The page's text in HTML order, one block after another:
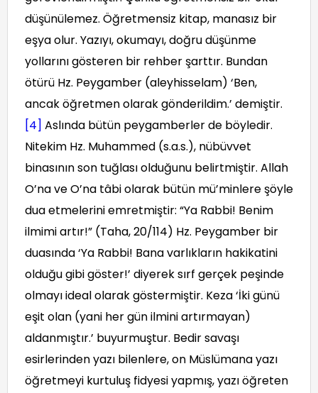
düşünülemez. Öğretmensiz kitap, manasız bir
eşya olur. Yazıyı, okumayı, doğru düşünme
yollarını gösteren bir rehber şarttır. Bundan
ötürü Hz. Peygamber (aleyhisselam) ‘Ben,
ancak öğretmen olarak gönderildim.’ demiştir.
[4] Aslında bütün peygamberler de böyledir.
Nitekim Hz. Muhammed (s.a.s.), nübüvvet
binasının son tuğlası olduğunu belirtmiştir. Allah
O’na ve O’na tâbi olarak bütün mü’minlere şöyle
dua etmelerini emretmiştir: “Ya Rabbi! Benim
ilmimi artır!” (Taha, 20/114) Hz. Peygamber bir
duasında ‘Ya Rabbi! Bana varlıkların hakikatini
olduğu gibi göster!’ diyerek sırf gerçek peşinde
olmayı ideal olarak göstermiştir. Keza ‘İki günü
eşit olan (yani her gün ilmini artırmayan)
aldanmıştır.’ buyurmuştur. Bedir savaşı
esirlerinden yazı bilenlere, on Müslümana yazı
öğretmeyi kurtuluş fidyesi yapmış, yazı öğreten